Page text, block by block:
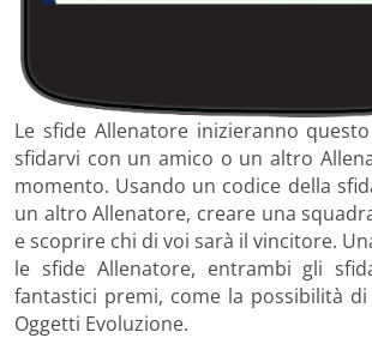
Le sfide Allenatore inizieranno
sfidarvi con un amico o un altro
momento. Usando un codice della
un altro Allenatore, creare una
e scoprire chi di voi sarà il vincitore.
le sfide Allenatore, entrambi gli
fantastici premi, come la possibilità
Oggetti Evoluzione.